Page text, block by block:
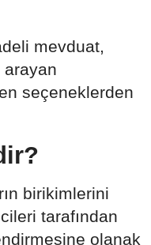
mevduat,
seçeneklerden
birikimlerini
tarafından
olanak